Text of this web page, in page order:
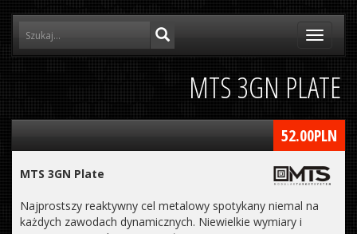
Toggle
MTS 3GN PLATE
52.00PLN
MTS 3GN Plate
Najprostszy reaktywny cel metalowy spotykany niemal na
każdych zawodach dynamicznych. Niewielkie wymiary i